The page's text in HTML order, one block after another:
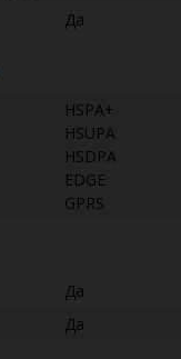
Да
HSPA+
HSUPA
HSDPA
EDGE
GPRS
Да
Да